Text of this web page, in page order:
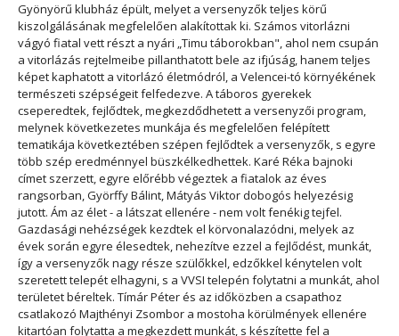
Gyönyörű klubház épült, melyet a versenyzők teljes körű
kiszolgálásának megfelelően alakítottak ki. Számos vitorlázni
vágyó fiatal vett részt a nyári „Timu táborokban", ahol nem csupán
a vitorlázás rejtelmeibe pillanthatott bele az ifjúság, hanem teljes
képet kaphatott a vitorlázó életmódról, a Velencei-tó környékének
természeti szépségeit felfedezve. A táboros gyerekek
cseperedtek, fejlődtek, megkezdődhetett a versenyzői program,
melynek következetes munkája és megfelelően felépített
tematikája következtében szépen fejlődtek a versenyzők, s egyre
több szép eredménnyel büszkélkedhettek. Karé Réka bajnoki
címet szerzett, egyre előrébb végeztek a fiatalok az éves
rangsorban, Györffy Bálint, Mátyás Viktor dobogós helyezésig
jutott. Ám az élet - a látszat ellenére - nem volt fenékig tejfel.
Gazdasági nehézségek kezdtek el körvonalazódni, melyek az
évek során egyre élesedtek, nehezítve ezzel a fejlődést, munkát,
így a versenyzők nagy része szülőkkel, edzőkkel kénytelen volt
szeretett telepét elhagyni, s a VVSI telepén folytatni a munkát, ahol
területet béreltek. Tímár Péter és az időközben a csapathoz
csatlakozó Majthényi Zsombor a mostoha körülmények ellenére
kitartóan folytatta a megkezdett munkát, s készítette fel a